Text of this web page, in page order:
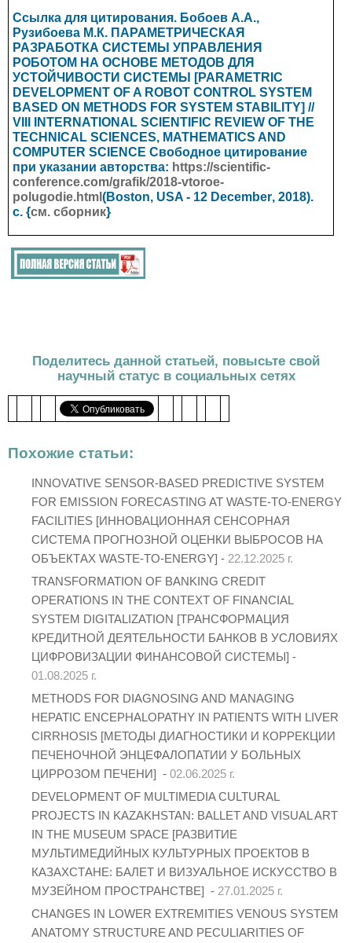
Ссылка для цитирования. Бобоев А.А.,
Рузибоева М.К. ПАРАМЕТРИЧЕСКАЯ
РАЗРАБОТКА СИСТЕМЫ УПРАВЛЕНИЯ
РОБОТОМ НА ОСНОВЕ МЕТОДОВ ДЛЯ
УСТОЙЧИВОСТИ СИСТЕМЫ [PARAMETRIC
DEVELOPMENT OF A ROBOT CONTROL SYSTEM
BASED ON METHODS FOR SYSTEM STABILITY] //
VIII
INTERNATIONAL SCIENTIFIC REVIEW OF THE
TECHNICAL SCIENCES, MATHEMATICS AND
COMPUTER SCIENCE Свободное цитирование
при указании авторства: https://scientific-
conference.com/grafik/2018-vtoroe-
polugodie.html (Boston, USA - 12 December, 2018).
с. {см. сборник}
Поделитесь данной статьей, повысьте свой
научный статус в социальных сетях
Похожие статьи:
INNOVATIVE SENSOR-BASED PREDICTIVE SYSTEM
FOR EMISSION FORECASTING AT WASTE-TO-ENERGY
FACILITIES [ИННОВАЦИОННАЯ СЕНСОРНАЯ
СИСТЕМА ПРОГНОЗНОЙ ОЦЕНКИ ВЫБРОСОВ НА
ОБЪЕКТАХ WASTE-TO-ENERGY] - 22.12.2025 г.
TRANSFORMATION OF BANKING CREDIT
OPERATIONS IN THE CONTEXT OF FINANCIAL
SYSTEM DIGITALIZATION [ТРАНСФОРМАЦИЯ
КРЕДИТНОЙ ДЕЯТЕЛЬНОСТИ БАНКОВ В УСЛОВИЯХ
ЦИФРОВИЗАЦИИ ФИНАНСОВОЙ СИСТЕМЫ] -
01.08.2025 г.
METHODS FOR DIAGNOSING AND MANAGING
HEPATIC ENCEPHALOPATHY IN PATIENTS WITH LIVER
CIRRHOSIS [МЕТОДЫ ДИАГНОСТИКИ И КОРРЕКЦИИ
ПЕЧЕНОЧНОЙ ЭНЦЕФАЛОПАТИИ У БОЛЬНЫХ
ЦИРРОЗОМ ПЕЧЕНИ] - 02.06.2025 г.
DEVELOPMENT OF MULTIMEDIA CULTURAL
PROJECTS IN KAZAKHSTAN: BALLET AND VISUAL ART
IN THE MUSEUM SPACE [РАЗВИТИЕ
МУЛЬТИМЕДИЙНЫХ КУЛЬТУРНЫХ ПРОЕКТОВ В
КАЗАХСТАНЕ: БАЛЕТ И ВИЗУАЛЬНОЕ ИСКУССТВО В
МУЗЕЙНОМ ПРОСТРАНСТВЕ] - 27.01.2025 г.
CHANGES IN LOWER EXTREMITIES VENOUS SYSTEM
ANATOMY STRUCTURE AND PECULIARITIES OF